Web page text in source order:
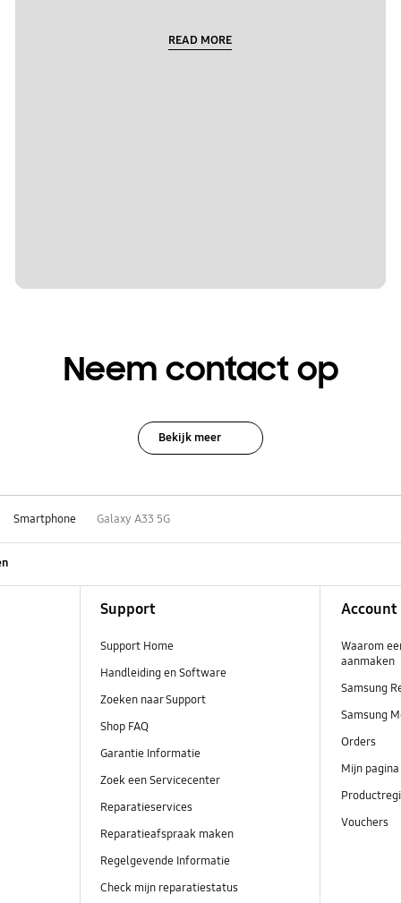
READ MORE
Neem contact op
Bekijk meer
Smartphone Galaxy A33 5G
Support
Support Home
Handleiding en Software
Zoeken naar Support
Shop FAQ
Garantie Informatie
Zoek een Servicecenter
Reparatieservices
Reparatieafspraak maken
Regelgevende Informatie
Check mijn reparatiestatus
Account
Waarom
aanmaken
Samsung
Samsung
Orders
Mijn pagina
Vouchers